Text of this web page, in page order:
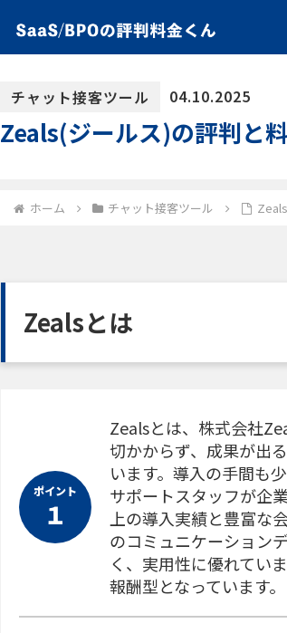
チャット接客ツール 04.10.2025
Zeals(ジールス)の評判と
ホーム チャット接客ツール
Zealsとは
ポイント
１
Zealsとは、株式会社
切かからず、成果が出
います。導入の手間も
サポートスタッフが企
上の導入実績と豊富な
のコミュニケーション
く、実用性に優れてい
報酬型となっています。